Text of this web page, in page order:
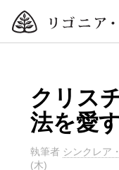
クリス
法を愛
執筆者 シンクレア
(木)